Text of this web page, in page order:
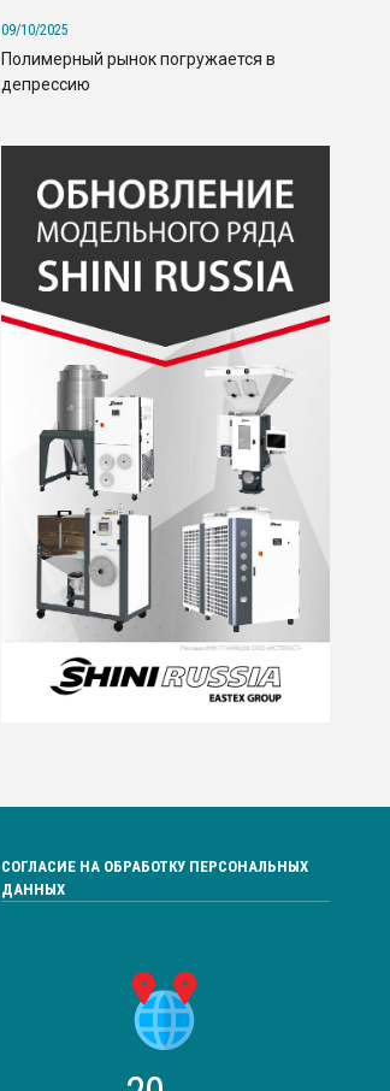
09/10/2025
Полимерный рынок погружается в
депрессию
СОГЛАСИЕ НА ОБРАБОТКУ ПЕРСОНАЛЬНЫХ
ДАННЫХ